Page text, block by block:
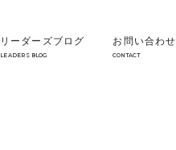
リーダーズブログ
LEADERS BLOG
お問い合わせ
CONTACT